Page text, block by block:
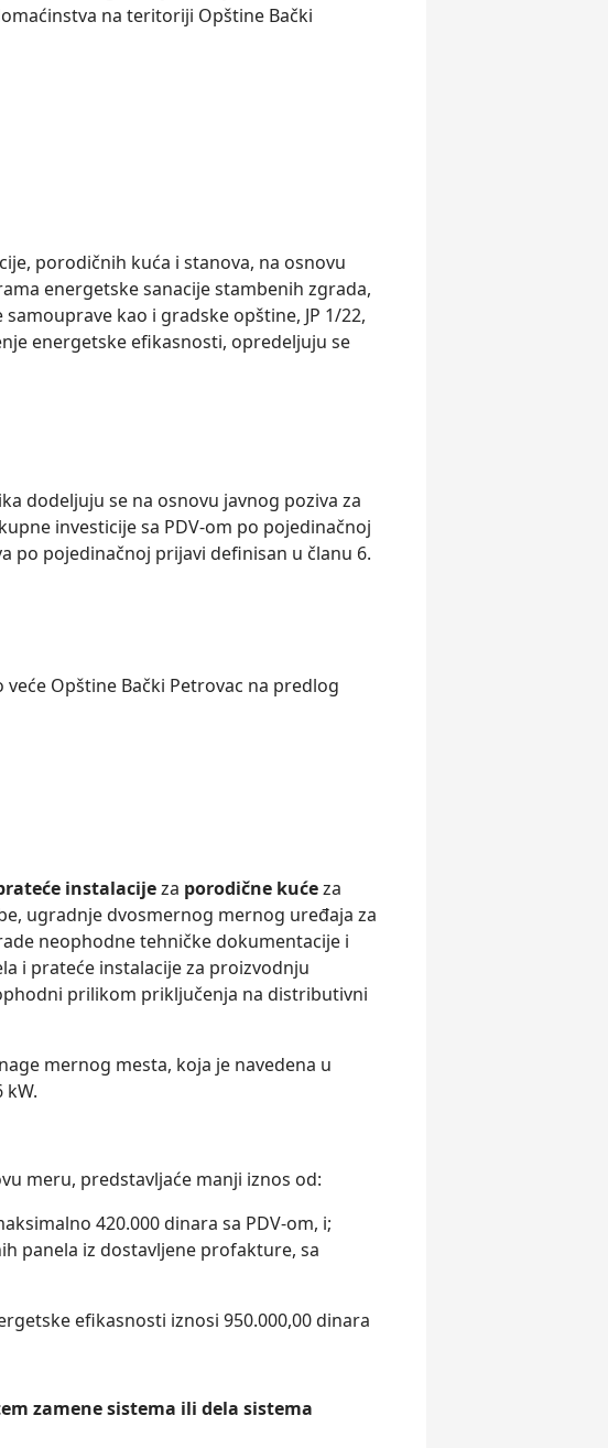
na teritoriji Opštine Bački
porodičnih kuća i stanova, na osnovu
energetske sanacije stambenih zgrada,
kao i gradske opštine, JP 1/22,
energetske efikasnosti, opredelјuju se
dodelјuju se na osnovu javnog poziva za
investicije sa PDV-om po pojedinačnoj
po pojedinačnoj prijavi definisan u članu 6.
Opštine Bački Petrovac na predlog
instalacijeza porodične kućeza
ugradnje dvosmernog mernog uređaja za
neophodne tehničke dokumentacije i
i prateće instalacije za proizvodnju
prilikom priklјučenja na distributivni
mernog mesta, koja je navedena u
meru, predstavlјaće manji iznos od:
420.000 dinara sa PDV-om, i;
panela iz dostavlјene profakture, sa
efikasnosti iznosi 950.000,00 dinara
zamene sistema ili dela sistema